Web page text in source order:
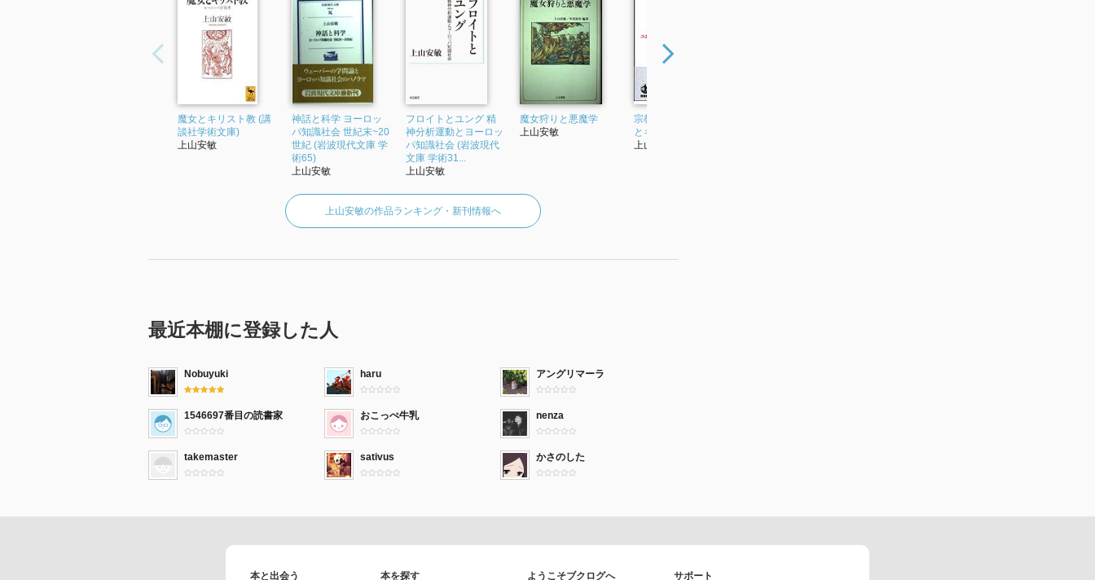
魔女とキリスト教 (講
談社学術文庫)
上山安敏
神話と科学 ヨーロッ
パ知識社会 世紀末~20
世紀 (岩波現代文庫 学
術65)
上山安敏
フロイトとユング 精
神分析運動とヨーロッ
パ知識社会 (岩波現代
文庫 学術31...
上山安敏
魔女狩りと悪魔学
上山安敏
宗教と科学 ユダヤ教
とキリスト教の間
上山安敏
上山安敏の作品ランキング・新刊情報へ
最近本棚に登録した人
Nobuyuki haru アングリマーラ
1546697番目の読書家 おこっぺ牛乳 nenza
takemaster sativus かさのした
本と出会う 本を探す ようこそブクログへ サポート